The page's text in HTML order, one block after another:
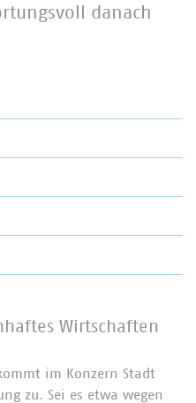
danach
Wirtschaften
im Konzern Stadt
zu. Sei es etwa wegen